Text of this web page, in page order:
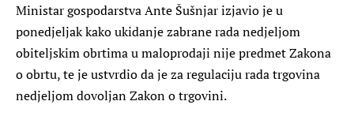
Ministar gospodarstva Ante Šušnjar izjavio je u
ponedjeljak kako ukidanje zabrane rada nedjeljom
obiteljskim obrtima u maloprodaji nije predmet Zakona
o obrtu, te je ustvrdio da je za regulaciju rada trgovina
nedjeljom dovoljan Zakon o trgovini.